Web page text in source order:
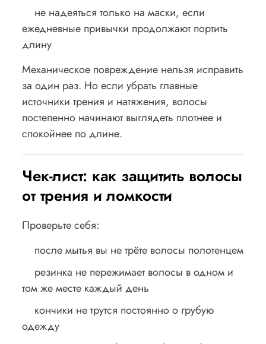
не надеяться только на маски, если
ежедневные привычки продолжают портить
длину
Механическое повреждение нельзя исправить
за один раз. Но если убрать главные
источники трения и натяжения, волосы
постепенно начинают выглядеть плотнее и
спокойнее по длине.
Чек-лист: как защитить волосы
от трения и ломкости
Проверьте себя:
после мытья вы не трёте волосы полотенцем
резинка не пережимает волосы в одном и
том же месте каждый день
кончики не трутся постоянно о грубую
одежду